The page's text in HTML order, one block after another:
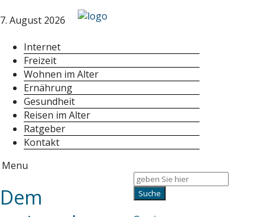
7. August 2026
Internet
Freizeit
Wohnen im Alter
Ernährung
Gesundheit
Reisen im Alter
Ratgeber
Kontakt
Menu
Dem